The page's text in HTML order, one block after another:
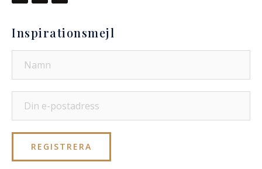
Inspirationsmejl